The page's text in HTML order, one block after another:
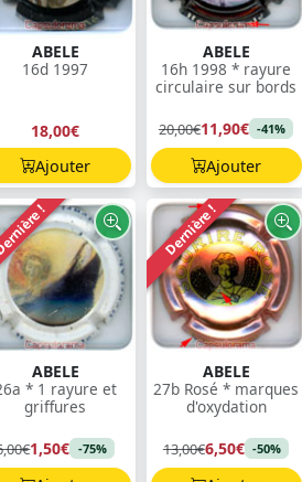
ABELE
16d 1997
18,00€
Ajouter
ABELE
16h 1998 * rayure
circulaire sur bords
20,00€11,90€ -41%
Ajouter
!
ABELE
* 1 rayure et
griffures
1,50€ -75%
Dernière !
ABELE
27b Rosé * marques
d'oxydation
13,00€6,50€ -50%